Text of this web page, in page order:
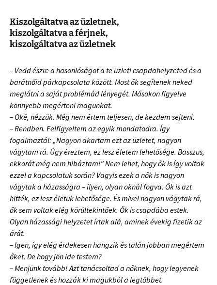
Kiszolgáltatva az üzletnek,
kiszolgáltatva a férjnek,
kiszolgáltatva az üzletnek
– Vedd észre a hasonlóságot a te üzleti csapdahelyzeted és a
barátnőid párkapcsolata között. Most ők segítenek neked
meglátni a saját problémád lényegét. Másokon figyelve
könnyebb megérteni magunkat.
– Oké, nézzük. Még nem értem teljesen, de kezdem sejteni.
– Rendben. Felfigyeltem az egyik mondatodra. Így
fogalmaztál: „Nagyon akartam ezt az üzletet, nagyon
vágytam rá. Úgy éreztem, ez lesz életem lehetősége. Basszus,
ekkorát még nem hibáztam!” Nem lehet, hogy ők is így voltak
ezzel a kapcsolatuk során? Vagyis ezek a nők is nagyon
vágytak a házasságra – ilyen, olyan oknál fogva. Ők is azt
hitték, ez lesz életük lehetősége. És mivel nagyon vágytak rá,
ők sem voltak elég körültekintőek. Ők is csapdába estek.
Olyan házassági helyzetet írtak alá, aminek évekig fizetik az
árát.
– Igen, így elég érdekesen hangzik és talán jobban megértem
őket. De hogy jön ide testem?
– Menjünk tovább! Azt tanácsoltad a nőknek, hogy legyenek
függetlenek és hozzák ki magukból a legtöbbet.